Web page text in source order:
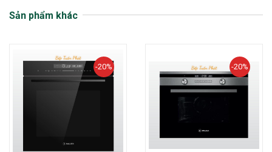
Sản phẩm khác
-20% -20%